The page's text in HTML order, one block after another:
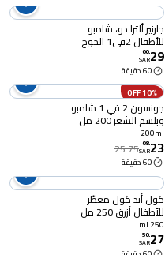
جارنير ألترا دو، شامبو
للأطفال 2في1 الخوخ
400مل
29
.
00
SAR
60 دقيقة
10% OFF
جونسون 2 في 1 شامبو
وبلسم الشعر 200 مل
200ml
23
.
08
SAR
25.75
60 دقيقة
كول أند كول معطّر
للأطفال أزرق 250 مل
250 ml
27
.
50
SAR